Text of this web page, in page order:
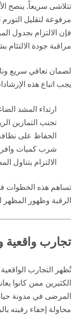
تتلاشى سريعاً. ينصح
مرفوعة لتقليل
فإن الالتزام بجدول
مراقبة جودة
لضمان تعافي سريع
يجب اتباع هذه
ارتداء المشد
تجنب التمارين
الحفاظ على
شرب كميات
الالتزام بتناول
تساهم هذه الخطوات
الرقبة وظهور المظهر
تجارب
تُظهر التجارب
الكثيرين ممن كانوا
المرضى في مدونة
محاولة إخفاء رقبته